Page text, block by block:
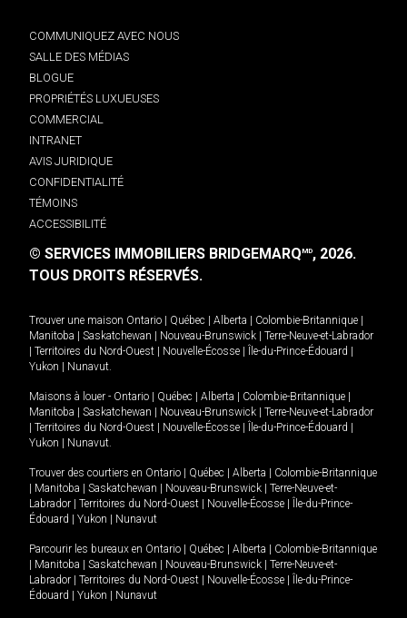
COMMUNIQUEZ AVEC NOUS
SALLE DES MÉDIAS
BLOGUE
PROPRIÉTÉS LUXUEUSES
COMMERCIAL
INTRANET
AVIS JURIDIQUE
CONFIDENTIALITÉ
TÉMOINS
ACCESSIBILITÉ
© SERVICES IMMOBILIERS BRIDGEMARQMD, 2026.
TOUS DROITS RÉSERVÉS.
Trouver une maison Ontario Québec Alberta Colombie-Britannique
Manitoba
Saskatchewan Nouveau-Brunswick
Terre-Neuve-et-Labrador
Territoires du Nord-Ouest Nouvelle-Écosse Île-du-Prince-Édouard
Yukon
Nunavut.
Maisons à louer - Ontario Québec Alberta Colombie-Britannique
Manitoba
Saskatchewan Nouveau-Brunswick
Terre-Neuve-et-Labrador
Territoires du Nord-Ouest Nouvelle-Écosse Île-du-Prince-Édouard
Yukon
Nunavut.
Trouver des courtiers en Ontario Québec Alberta
Colombie-Britannique
Manitoba Saskatchewan Nouveau-Brunswick
Terre-Neuve-et-
Labrador
Territoires du Nord-Ouest Nouvelle-Écosse
Île-du-Prince-
Édouard
Yukon Nunavut
Parcourir les bureaux en Ontario Québec Alberta
Colombie-Britannique
Manitoba Saskatchewan Nouveau-Brunswick
Terre-Neuve-et-
Labrador
Territoires du Nord-Ouest Nouvelle-Écosse
Île-du-Prince-
Édouard
Yukon Nunavut